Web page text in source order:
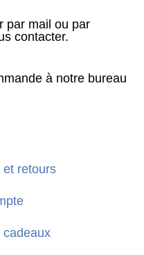
par mail ou par
contacter.
à notre bureau
et retours
cadeaux